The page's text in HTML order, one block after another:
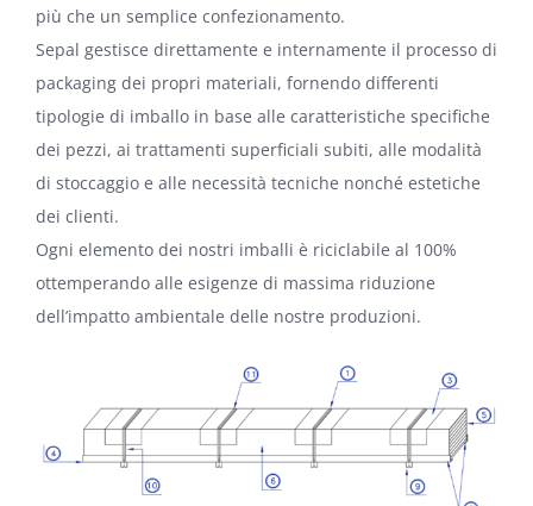
più che un semplice confezionamento.
Sepal gestisce direttamente e internamente il processo di
packaging dei propri materiali, fornendo differenti
tipologie di imballo in base alle caratteristiche specifiche
dei pezzi, ai trattamenti superficiali subiti, alle modalità
di stoccaggio e alle necessità tecniche nonché estetiche
dei clienti.
Ogni elemento dei nostri imballi è riciclabile al 100%
ottemperando alle esigenze di massima riduzione
dell’impatto ambientale delle nostre produzioni.